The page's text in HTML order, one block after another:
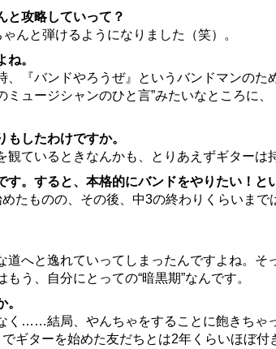
攻略していって？
んと弾けるようになりました（笑）。
。
『バンドやろうぜ』というバンドマンのた
ミュージシャンのひと言”みたいなところに
したわけですか。
ているときなんかも、とりあえずギターは
。すると、本格的にバンドをやりたい！と
たものの、その後、中3の終わりくらいま
へと逸れていってしまったんですよね。
う、自分にとっての“暗黒期”なんです。
……結局、やんちゃをすることに飽きちゃ
ギターを始めた友だちとは2年くらいほぼ